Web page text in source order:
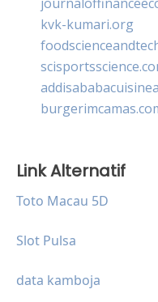
kvk-kumari.org
Link Alternatif
Toto Macau 5D
Slot Pulsa
data kamboja